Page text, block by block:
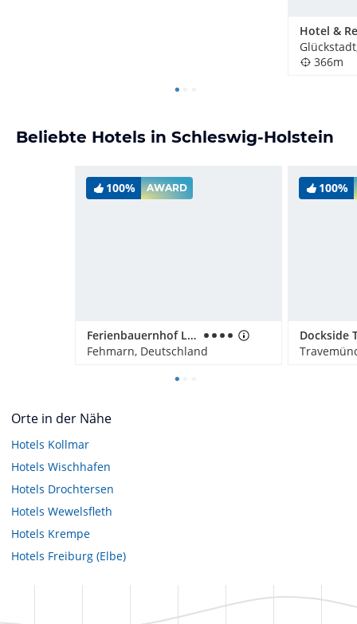
366m
Beliebte Hotels in Schleswig-Holstein
100% AWARD
Ferienbauernhof Liesenberg mit Meerblick
Fehmarn, Deutschland
100%
Orte in der Nähe
Hotels Kollmar
Hotels Wischhafen
Hotels Drochtersen
Hotels Wewelsfleth
Hotels Krempe
Hotels Freiburg (Elbe)